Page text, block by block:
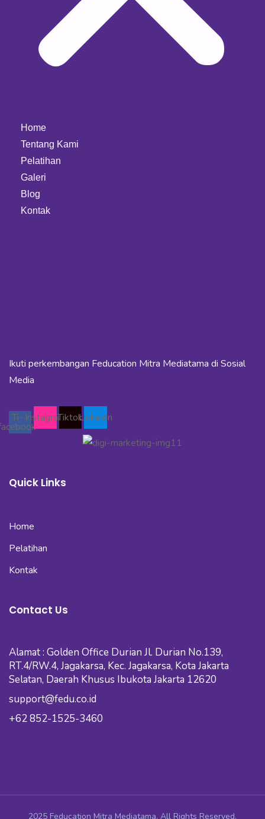
Home
Tentang Kami
Pelatihan
Galeri
Blog
Kontak
Ikuti perkembangan Feducation Mitra Mediatama di Sosial
Media
Ti- InstagramTiktokLinkedin
Quick Links
Home
Pelatihan
Kontak
Contact Us
Alamat : Golden Office Durian Jl. Durian No.139,
RT.4/RW.4, Jagakarsa, Kec. Jagakarsa, Kota Jakarta
Selatan, Daerah Khusus Ibukota Jakarta 12620
support@fedu.co.id
+62 852-1525-3460
2025 Feducation Mitra Mediatama. All Rights Reserved.